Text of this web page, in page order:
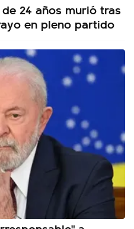
24 años murió tras
en pleno partido